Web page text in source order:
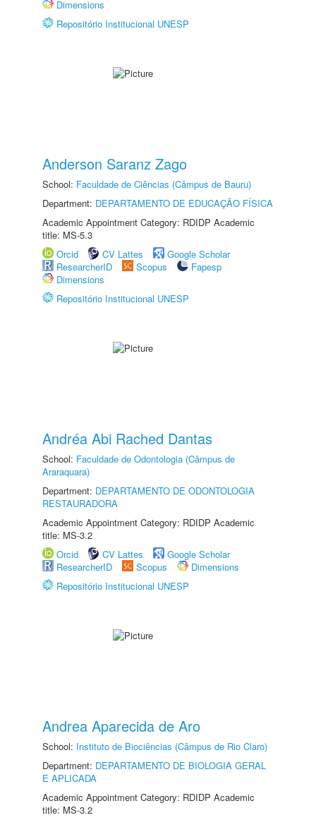
Dimensions
Repositório Institucional UNESP
Anderson Saranz Zago
School: Faculdade de Ciências (Câmpus de Bauru)
Department: DEPARTAMENTO DE EDUCAÇÃO FÍSICA
Academic Appointment Category: RDIDP Academic
title: MS-5.3
Orcid
CV Lattes
Google Scholar
ResearcherID
Scopus
Fapesp
Dimensions
Repositório Institucional UNESP
Andréa Abi Rached Dantas
School: Faculdade de Odontologia (Câmpus de
Araraquara)
Department: DEPARTAMENTO DE ODONTOLOGIA
RESTAURADORA
Academic Appointment Category: RDIDP Academic
title: MS-3.2
Orcid
CV Lattes
Google Scholar
ResearcherID
Scopus
Dimensions
Repositório Institucional UNESP
Andrea Aparecida de Aro
School: Instituto de Biociências (Câmpus de Rio Claro)
Department: DEPARTAMENTO DE BIOLOGIA GERAL
E APLICADA
Academic Appointment Category: RDIDP Academic
title: MS-3.2